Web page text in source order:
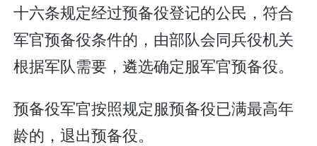
十六条规定经过预备役登记的公民，符合
军官预备役条件的，由部队会同兵役机关
根据军队需要，遴选确定服军官预备役。
预备役军官按照规定服预备役已满最高年
龄的，退出预备役。